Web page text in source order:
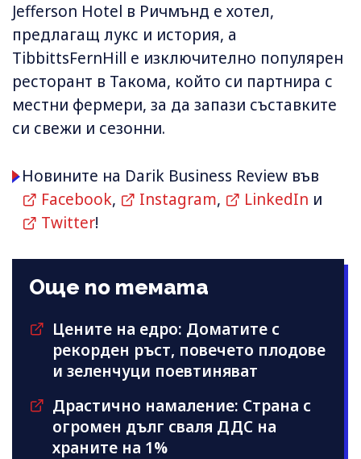
Jefferson Hotel в Ричмънд е хотел,
предлагащ лукс и история, а
TibbittsFernHill е изключително популярен
ресторант в Такома, който си партнира с
местни фермери, за да запази съставките
си свежи и сезонни.
Новините на Darik Business Review във
Facebook, Instagram, LinkedIn и
Twitter!
Още по темата
Цените на едро: Доматите с
рекорден ръст, повечето плодове
и зеленчуци поевтиняват
Драстично намаление: Страна с
огромен дълг сваля ДДС на
храните на 1%